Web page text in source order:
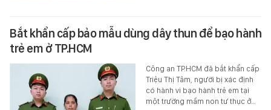
Bắt khẩn cấp bảo mẫu dùng dây thun để bạo hành
trẻ em ở TP.HCM
Công an TP.HCM đã bắt khẩn cấp
Triệu Thị Tâm, người bị xác định
có hành vi bạo hành trẻ em tại
một trường mầm non tư thục ở…